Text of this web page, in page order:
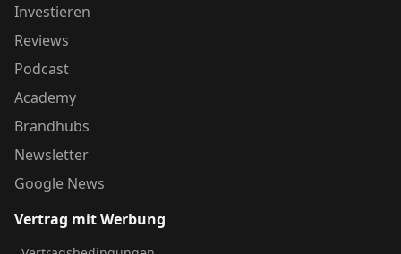
Investieren
Reviews
Podcast
Academy
Brandhubs
Newsletter
Google News
Vertrag mit Werbung